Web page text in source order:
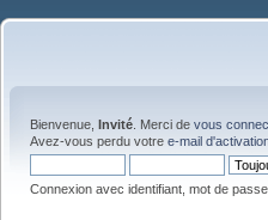
Bienvenue, Invité . Merci de vous
Avez-vous perdu votre e-mail
Connexion avec identifiant, mot de